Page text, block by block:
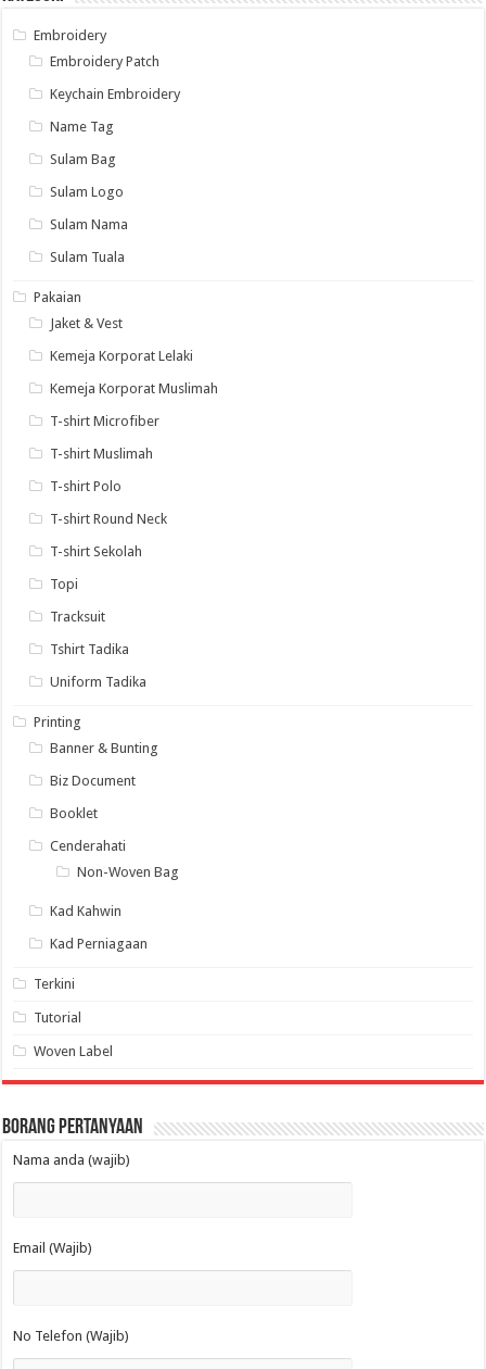
Embroidery
Embroidery Patch
Keychain Embroidery
Name Tag
Sulam Bag
Sulam Logo
Sulam Nama
Sulam Tuala
Pakaian
Jaket & Vest
Kemeja Korporat Lelaki
Kemeja Korporat Muslimah
T-shirt Microfiber
T-shirt Muslimah
T-shirt Polo
T-shirt Round Neck
T-shirt Sekolah
Topi
Tracksuit
Tshirt Tadika
Uniform Tadika
Printing
Banner & Bunting
Biz Document
Booklet
Cenderahati
Non-Woven Bag
Kad Kahwin
Kad Perniagaan
Terkini
Tutorial
Woven Label
Borang Pertanyaan
Nama anda (wajib)
Email (Wajib)
No Telefon (Wajib)